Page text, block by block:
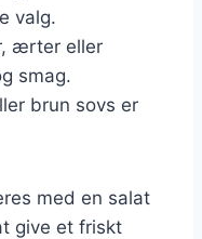
valg.
ærter eller
smag.
brun sovs er
med en salat
give et friskt